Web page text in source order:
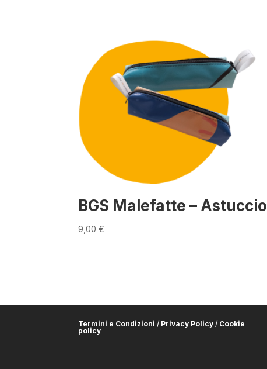
BGS Malefatte – Astuccio
9,00€
Termini e Condizioni / Privacy Policy / Cookie
policy